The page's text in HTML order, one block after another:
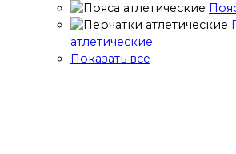
атлетические
Показать все